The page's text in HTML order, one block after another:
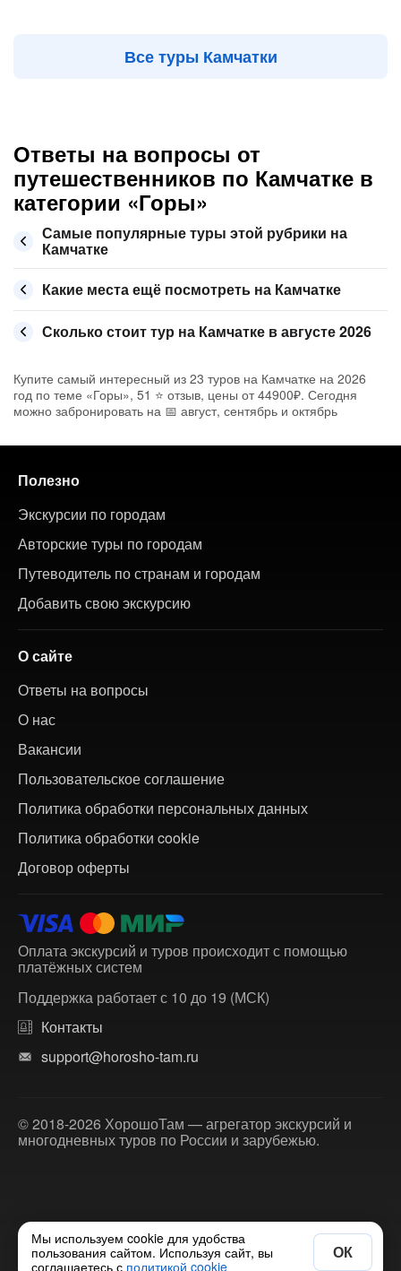
Все туры Камчатки
Ответы на вопросы от
путешественников по Камчатке в
категории «Горы»
Самые популярные туры этой рубрики на
Камчатке
Какие места ещё посмотреть на Камчатке
Сколько стоит тур на Камчатке в августе 2026
Купите самый интересный из 23 туров на Камчатке на 2026
год по теме «Горы», 51 ⭐ отзыв, цены от 44900₽. Сегодня
можно забронировать на 📅 август, сентябрь и октябрь
Полезно
Экскурсии по городам
Авторские туры по городам
Путеводитель по странам и городам
Добавить свою экскурсию
О сайте
Ответы на вопросы
О нас
Вакансии
Пользовательское соглашение
Политика обработки персональных данных
Политика обработки cookie
Договор оферты
Оплата экскурсий и туров происходит с помощью
платёжных систем
Поддержка работает с 10 до 19 (МСК)
Контакты
support@horosho-tam.ru
© 2018-2026 ХорошоТам — агрегатор экскурсий и
многодневных туров по России и зарубежью.
Мы используем cookie для удобства
пользования сайтом. Используя сайт, вы
соглашаетесь с политикой cookie
ОК